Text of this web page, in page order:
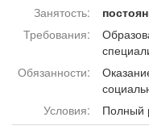
Афиша
Занятость:
Требования:
Обязанности:
Условия:
Полный